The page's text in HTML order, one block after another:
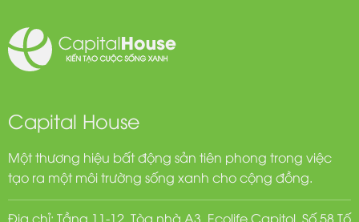
Capital House
Một thương hiệu bất động sản tiên phong trong việc
tạo ra một môi trường sống xanh cho cộng đồng.
Địa chỉ: Tầng 11-12, Tòa nhà A3, Ecolife Capitol, Số 58 Tố